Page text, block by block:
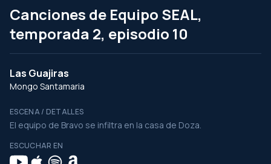
Canciones de Equipo SEAL,
temporada 2, episodio 10
Las Guajiras
Mongo Santamaria
ESCENA / DETALLES
El equipo de Bravo se infiltra en la casa de Doza.
ESCUCHAR EN